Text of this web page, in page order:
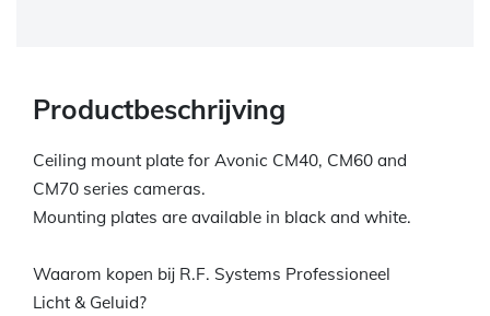
Productbeschrijving
Ceiling mount plate for Avonic CM40, CM60 and
CM70 series cameras.
Mounting plates are available in black and white.
Waarom kopen bij R.F. Systems Professioneel
Licht & Geluid?